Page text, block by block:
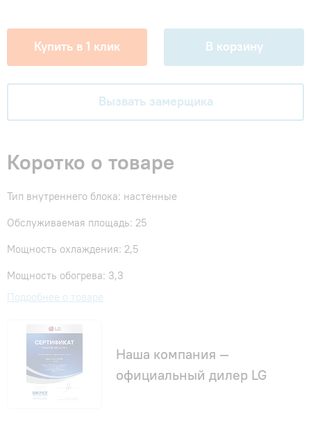
Купить в 1 клик В корзину
Вызвать замерщика
Коротко о товаре
Тип внутреннего блока: настенные
Обслуживаемая площадь: 25
Мощность охлаждения: 2,5
Мощность обогрева: 3,3
Подробнее о товаре
Наша компания —
официальный дилер LG